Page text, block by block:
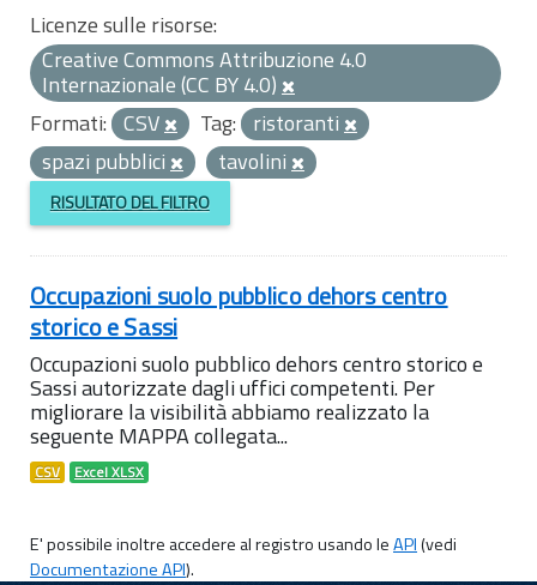
Licenze sulle risorse:
Creative Commons Attribuzione 4.0
Internazionale (CC BY 4.0)
Formati: CSV Tag: ristoranti
spazi pubblici
tavolini
RISULTATO DEL FILTRO
Occupazioni suolo pubblico dehors centro
storico e Sassi
Occupazioni suolo pubblico dehors centro storico e
Sassi autorizzate dagli uffici competenti. Per
migliorare la visibilità abbiamo realizzato la
seguente MAPPA collegata...
CSV Excel XLSX
E' possibile inoltre accedere al registro usando leAPI(vedi
Documentazione API).